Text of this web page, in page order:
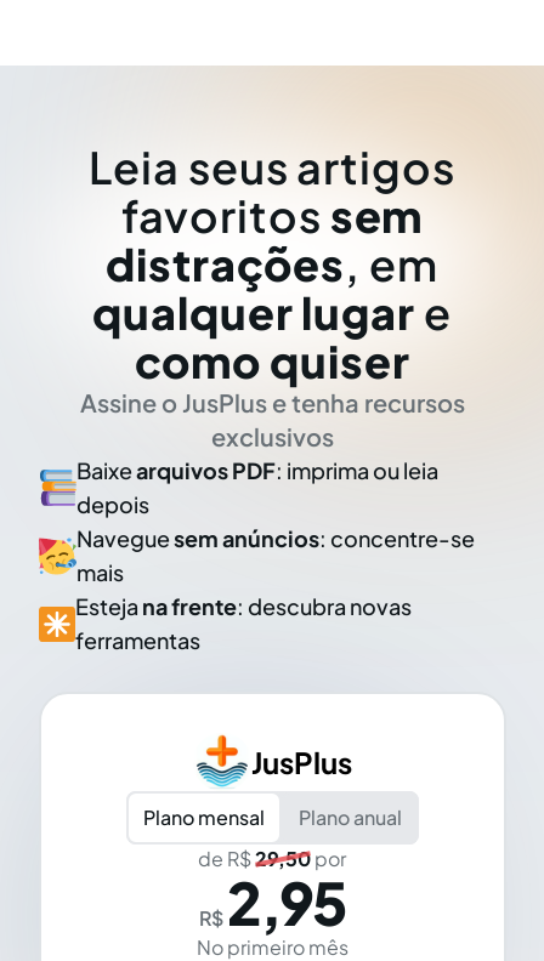
Leia seus artigos
favoritos sem
distrações, em
qualquer lugar e
como quiser
Assine o JusPlus e tenha recursos
exclusivos
Baixearquivos PDF: imprima ou leia
depois
Naveguesem anúncios: concentre-se
mais
Esteja na frente: descubra novas
ferramentas
JusPlus
Plano mensal
Plano anual
de R$29,50por
R$ 2,95
No primeiro mês